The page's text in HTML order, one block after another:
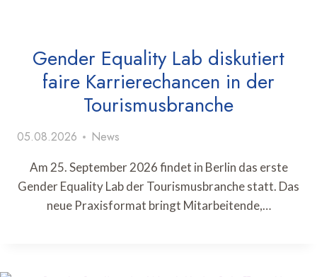
Gender Equality Lab diskutiert
faire Karrierechancen in der
Tourismusbranche
05.08.2026 News
Am 25. September 2026 findet in Berlin das erste
Gender Equality Lab der Tourismusbranche statt. Das
neue Praxisformat bringt Mitarbeitende,…